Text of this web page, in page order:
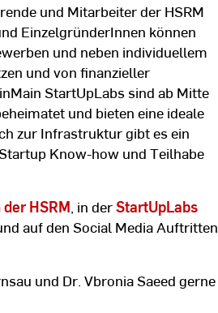
und Mitarbeiter der HSRM
EinzelgründerInnen können
und neben individuellem
und von finanzieller
StartUpLabs sind ab Mitte
und bieten eine ideale
zur Infrastruktur gibt es ein
Know-how und Teilhabe
HSRM, in derStartUpLabs
auf den Social Media Auftritten
und Dr. Vbronia Saeed gerne